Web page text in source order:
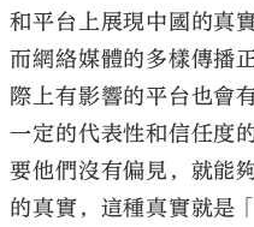
和平台上展現中國的真
而網絡媒體的多樣傳播
際上有影響的平台也會
一定的代表性和信任度
要他們沒有偏見，就能
的真實，這種真實就是